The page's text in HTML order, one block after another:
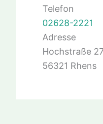
Telefon
02628-2221
Adresse
Hochstraße
56321 Rhens